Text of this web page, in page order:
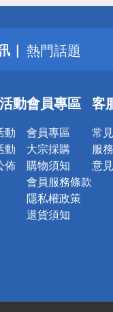
詐騙網頁！請
得獎公告
熱門話題
銀行優惠
詐騙網頁！請
動
動
動
佈
會員專區
會員專區
大宗採購
購物須知
會員服務條款
隱私權政策
退貨須知
客
常
服
意